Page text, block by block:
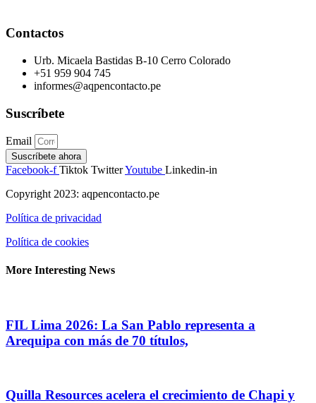
Contactos
Urb. Micaela Bastidas B-10 Cerro Colorado
+51 959 904 745
informes@aqpencontacto.pe
Suscríbete
Email
Suscríbete ahora
Facebook-f Tiktok TwitterYoutube Linkedin-in
Copyright 2023: aqpencontacto.pe
Política de privacidad
Política de cookies
More Interesting News
FIL Lima 2026: La San Pablo representa a
Arequipa con más de 70 títulos,
Quilla Resources acelera el crecimiento de Chapi y